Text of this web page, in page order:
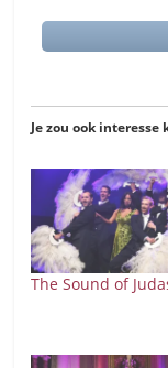
Je zou ook
The Sound of